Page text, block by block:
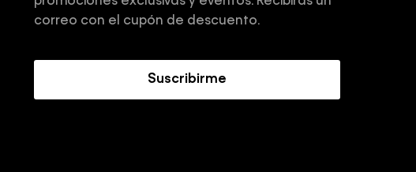
correo con el cupón de descuento.
Suscribirme